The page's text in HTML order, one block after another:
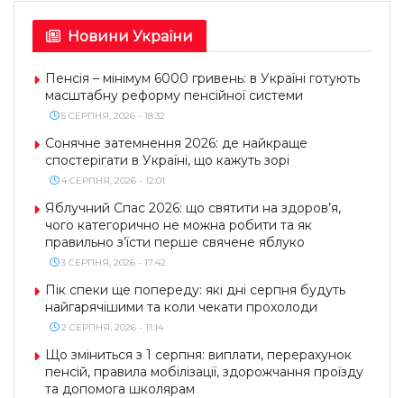
Новини України
Пенсія – мінімум 6000 гривень: в Україні готують
масштабну реформу пенсійної системи
5 СЕРПНЯ, 2026 - 18:32
Сонячне затемнення 2026: де найкраще
спостерігати в Україні, що кажуть зорі
4 СЕРПНЯ, 2026 - 12:01
Яблучний Спас 2026: що святити на здоров’я,
чого категорично не можна робити та як
правильно з’їсти перше свячене яблуко
3 СЕРПНЯ, 2026 - 17:42
Пік спеки ще попереду: які дні серпня будуть
найгарячішими та коли чекати прохолоди
2 СЕРПНЯ, 2026 - 11:14
Що зміниться з 1 серпня: виплати, перерахунок
пенсій, правила мобілізації, здорожчання проїзду
та допомога школярам